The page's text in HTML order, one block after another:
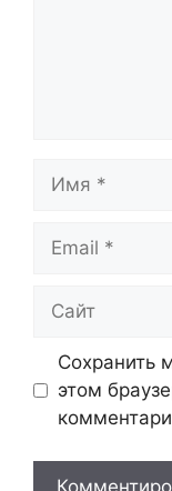
Имя
Email
Сайт
Сохранить
этом